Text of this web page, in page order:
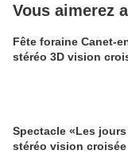
Vous aimerez
Fête foraine Canet-
stéréo 3D vision
Spectacle «Les
stéréo vision croisée